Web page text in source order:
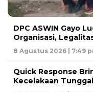
DPC ASWIN Gayo
Organisasi,
8 Agustus 2026 | 7:49
Quick Response
Kecelakaan